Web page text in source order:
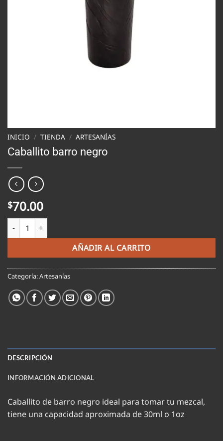
INICIO / TIENDA / ARTESANÍAS
Caballito barro negro
$70.00
Caballito barro negro cantidad
AÑADIR AL CARRITO
Categoría:Artesanías
DESCRIPCIÓN
INFORMACIÓN ADICIONAL
Caballito de barro negro ideal para tomar tu mezcal,
tiene una capacidad aproximada de 30ml o 1oz